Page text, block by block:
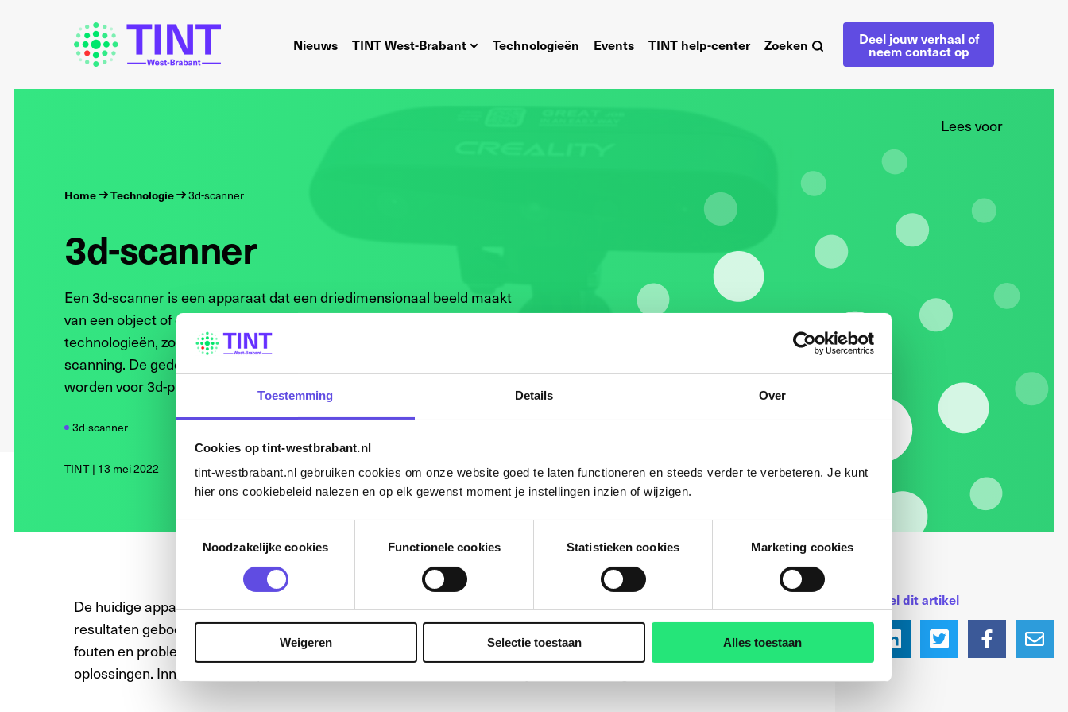
Toestemming Details Over
Cookies op tint-westbrabant.nl
tint-westbrabant.nl gebruiken cookies om onze website goed te laten functioneren en steeds verder te verbeteren. Je kunt
hier ons cookiebeleid nalezen en op elk gewenst moment je instellingen inzien of wijzigen.
Toestemmingsselectie
Noodzakelijke cookies
Functionele cookies Statistieken cookies Marketing cookies
Weigeren Selectie toestaan Alles toestaan
Nieuws TINT West-Brabant Technologieën Events TINT help-center Zoeken Deel jouw verhaal of
neem contact op
Home Technologie 3d-scanner
3d-scanner
Een 3d-scanner is een apparaat dat een driedimensionaal beeld maakt
van een object of omgeving. Dit kan met behulp van verschillende
technologieën, zoals laserscanning, fotogrammetrie en structured light
scanning. De gedetailleerde en nauwkeurige scans kunnen gebruikt
worden voor 3d-printen en virtual reality.
3d-scanner
TINT 13 mei 2022
Lees voor
Deel dit artikel
De huidige apparatuur en software die TINT in gebruik heeft, heeft nog geen succesvolle
resultaten geboekt. Het omzetten van object naar driedimensionaal beeld zorgt telkens voor
fouten en problemen. We blijven de ontwikkelingen in de gaten houden en zoeken naar
oplossingen. Innovatie verloopt met obstakels en we omarmen onze briljante mislukkingen!